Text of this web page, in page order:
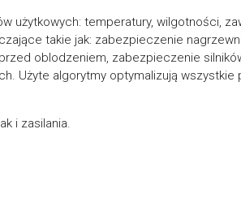
użytkowych: temperatury, wilgotności,
takie jak: zabezpieczenie
oblodzeniem, zabezpieczenie
Użyte algorytmy optymalizują
i zasilania.